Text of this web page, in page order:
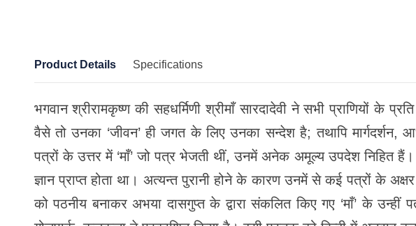
Product Details Specifications
भगवान श्रीरामकृष्ण की सहधर्मिणी श्रीमाँ सारदादेवी ने सभी प्राणियों के
वैसे तो उनका ‘जीवन’ ही जगत के लिए उनका सन्देश है; तथापि मार्गदर्शन,
पत्रों के उत्तर में ‘माँ’ जो पत्र भेजती थीं, उनमें अनेक अमूल्य उपदेश निहित हैं।
ज्ञान प्राप्त होता था। अत्यन्त पुरानी होने के कारण उनमें से कई पत्रों के
को पठनीय बनाकर अभया दासगुप्त के द्वारा संकलित किए गए ‘माँ’ के